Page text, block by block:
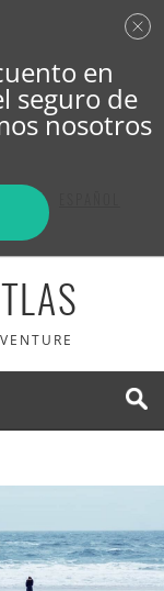
en
seguro de
nosotros